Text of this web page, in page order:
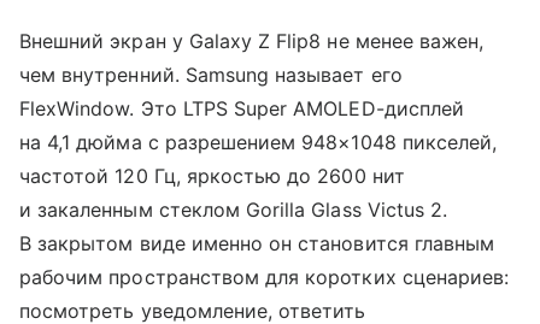
Внешний экран у Galaxy Z Flip8 не менее важен,
чем внутренний. Samsung называет его
FlexWindow. Это LTPS Super AMOLED-дисплей
на 4,1 дюйма с разрешением 948×1048 пикселей,
частотой 120 Гц, яркостью до 2600 нит
и закаленным стеклом Gorilla Glass Victus 2.
В закрытом виде именно он становится главным
рабочим пространством для коротких сценариев:
посмотреть уведомление, ответить